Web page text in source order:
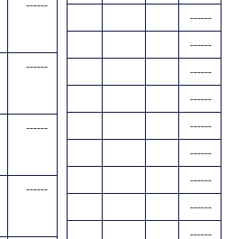
------
------
------
------
------
------
------
------
------
------
------
------
------